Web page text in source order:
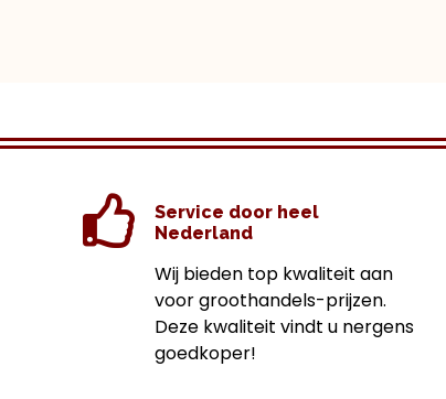
Service door heel
Nederland
Wij bieden top kwaliteit aan
voor groothandels-prijzen.
Deze kwaliteit vindt u nergens
goedkoper!